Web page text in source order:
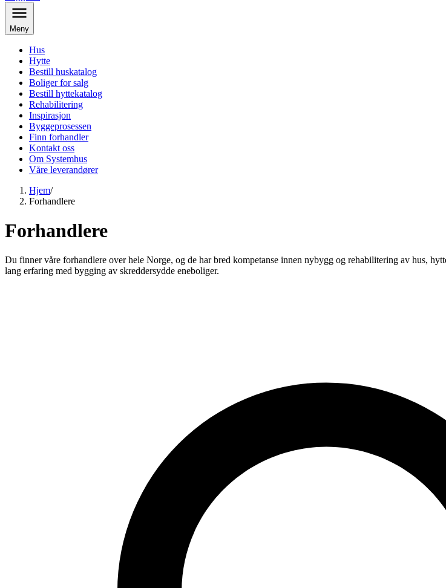
Meny
Hus
Hytte
Bestill huskatalog
Boliger for salg
Bestill hyttekatalog
Rehabilitering
Inspirasjon
Byggeprosessen
Finn forhandler
Kontakt oss
Om Systemhus
Våre leverandører
Hjem/
Forhandlere
Forhandlere
Du finner våre forhandlere over hele Norge, og de har bred kompetanse innen nybygg og rehabilitering av hus,
lang erfaring med bygging av skreddersydde eneboliger.